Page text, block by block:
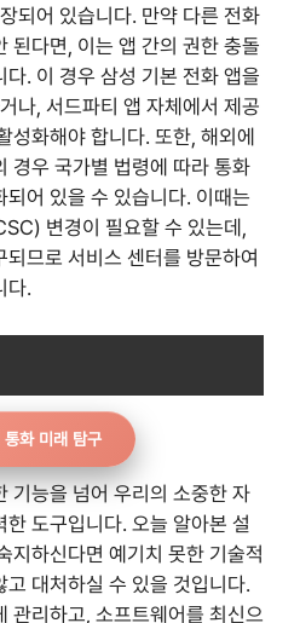
되어 있습니다. 만약 다른 전화
된다면, 이는 앱 간의 권한 충돌
. 이 경우 삼성 기본 전화 앱을
나, 서드파티 앱 자체에서 제공
성화해야 합니다. 또한, 해외에
경우 국가별 법령에 따라 통화
어 있을 수 있습니다. 이때는
변경이 필요할 수 있는데,
므로 서비스 센터를 방문하여
다.
통화 미래 탐구
기능을 넘어 우리의 소중한 자
도구입니다. 오늘 알아본 설
지하신다면 예기치 못한 기술적
대처하실 수 있을 것입니다.
관리하고, 소프트웨어를 최신으